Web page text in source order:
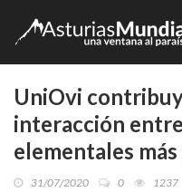
UniOvi
interacción
elementales más
31/07/2020 0 1237